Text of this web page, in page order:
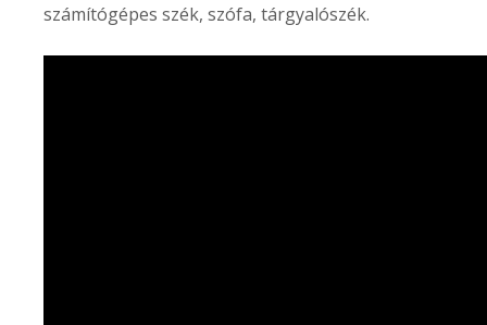
számítógépes szék, szófa, tárgyalószék.